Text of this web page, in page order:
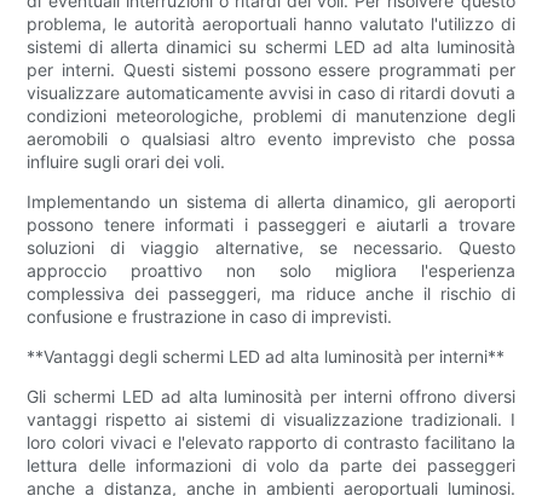
problema, le autorità aeroportuali hanno valutato l'utilizzo di
sistemi di allerta dinamici su schermi LED ad alta luminosità
per interni. Questi sistemi possono essere programmati per
visualizzare automaticamente avvisi in caso di ritardi dovuti a
condizioni meteorologiche, problemi di manutenzione degli
aeromobili o qualsiasi altro evento imprevisto che possa
influire sugli orari dei voli.
Implementando un sistema di allerta dinamico, gli aeroporti
possono tenere informati i passeggeri e aiutarli a trovare
soluzioni di viaggio alternative, se necessario. Questo
approccio proattivo non solo migliora l'esperienza
complessiva dei passeggeri, ma riduce anche il rischio di
confusione e frustrazione in caso di imprevisti.
**Vantaggi degli schermi LED ad alta luminosità per interni**
Gli schermi LED ad alta luminosità per interni offrono diversi
vantaggi rispetto ai sistemi di visualizzazione tradizionali. I
loro colori vivaci e l'elevato rapporto di contrasto facilitano la
lettura delle informazioni di volo da parte dei passeggeri
anche a distanza, anche in ambienti aeroportuali luminosi.